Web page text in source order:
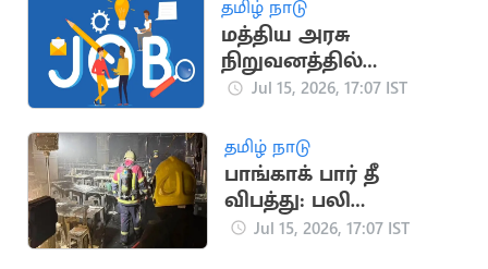
தமிழ் நாடு
மத்திய அரசு
நிறுவனத்தில்
வேலைவாய்ப்பு
Jul 15, 2026, 17:07 IST
தமிழ் நாடு
பாங்காக் பார் தீ
விபத்து: பலி
எண்ணிக்கை 32 ஆக
Jul 15, 2026, 17:07 IST